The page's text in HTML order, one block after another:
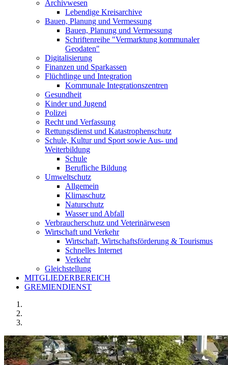
Archivwesen
Lebendige Kreisarchive
Bauen, Planung und Vermessung
Bauen, Planung und Vermessung
Schriftenreihe "Vermarktung kommunaler
Geodaten"
Digitalisierung
Finanzen und Sparkassen
Flüchtlinge und Integration
Kommunale Integrationszentren
Gesundheit
Kinder und Jugend
Polizei
Recht und Verfassung
Rettungsdienst und Katastrophenschutz
Schule, Kultur und Sport sowie Aus- und
Weiterbildung
Schule
Berufliche Bildung
Umweltschutz
Allgemein
Klimaschutz
Naturschutz
Wasser und Abfall
Verbraucherschutz und Veterinärwesen
Wirtschaft und Verkehr
Wirtschaft, Wirtschaftsförderung & Tourismus
Schnelles Internet
Verkehr
Gleichstellung
MITGLIEDERBEREICH
GREMIENDIENST